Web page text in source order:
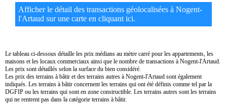
Afficher le détail des transactions géolocalisées à Nogent-
l'Artaud sur une carte en cliquant ici.
Le tableau ci-dessous détaille les prix médians au mètre carré pour les appartements, les
maisons et les locaux commerciaux ainsi que le nombre de transactions à Nogent-l'Artaud.
Les prix sont détaillés selon la surface du bien considéré.
Les prix des terrains à bâtir et des terrains autres à Nogent-l'Artaud sont également
indiqués. Les terrains à bâtir concernent les terrains qui ont été définis comme tel par la
DGFIP ou les terrains qui sont en zone constructible. Les terrains autres sont les terrains
qui ne rentrent pas dans la catégorie terrains à bâtir.